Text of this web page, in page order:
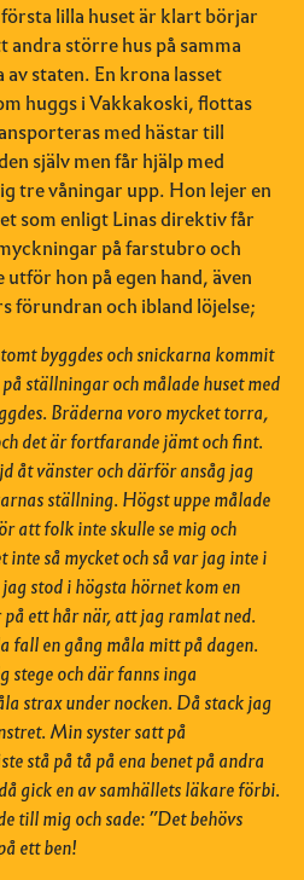
lilla huset är klart börjar
större hus på samma
staten. En krona lasset
huggs i Vakkakoski, flottas
med hästar till
själv men får hjälp med
tre våningar upp. Hon lejer en
som enligt Linas direktiv får
på farstubro och
hon på egen hand, även
förundran och ibland löjelse;
byggdes och snickarna kommit
ställningar och målade huset med
Bräderna voro mycket torra,
det är fortfarande jämt och fint.
åt vänster och därför ansåg jag
ställning. Högst uppe målade
att folk inte skulle se mig och
så mycket och så var jag inte i
stod i högsta hörnet kom en
ett hår när, att jag ramlat ned.
fall en gång måla mitt på dagen.
stege och där fanns inga
strax under nocken. Då stack jag
Min syster satt på
stå på tå på ena benet på andra
gick en av samhällets läkare förbi.
till mig och sade: ”Det behövs
ett ben!